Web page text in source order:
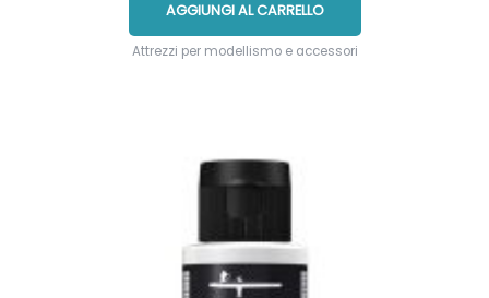
AGGIUNGI AL CARRELLO
Attrezzi per modellismo e accessori